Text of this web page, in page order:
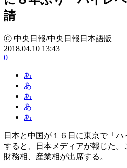
請
ⓒ 中央日報/中央日報日本語版
2018.04.10 13:43
0
あ
あ
あ
あ
あ
日本と中国が１６日に東京で「
すると、日本メディアが報じた。
財務相、産業相が出席する。